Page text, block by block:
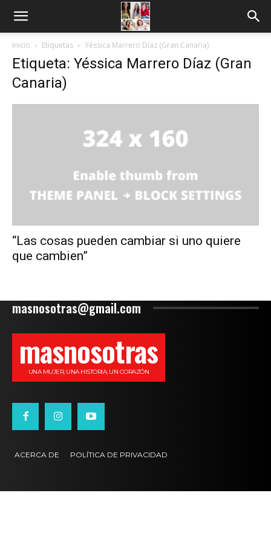
Inicio Etiquetas Yéssica Marrero Díaz (Gran Canaria)
Etiqueta: Yéssica Marrero Díaz (Gran
Canaria)
“Las cosas pueden cambiar si uno quiere
que cambien”
masnosotras@gmail.com
masnosotras
UNA MUJER, UNA HISTORIA, UN CORAZÓN
ACERCA DE POLÍTICA DE PRIVACIDAD